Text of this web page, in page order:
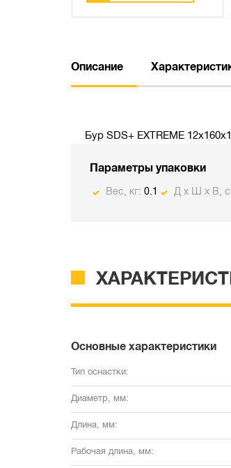
Описание
Бур SDS+ EXTREME
Параметры упаковки
Вес, кг: 0.1 Д х Ш х В,
Основные характеристики
Тип оснастки:
Диаметр, мм:
Длина, мм:
Рабочая длина, мм: